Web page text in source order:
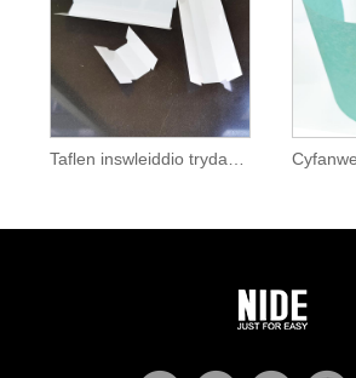
Taflen inswleiddio trydanol papur inswleiddio DMD